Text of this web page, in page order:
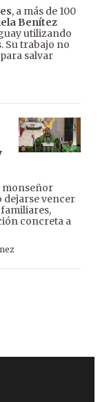
, a más de 100
Benítez
utilizando
Su trabajo no
salvar
monseñor
dejarse vencer
concreta a